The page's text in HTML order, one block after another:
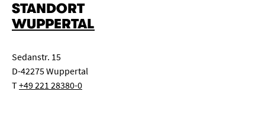
STANDORT
WUPPERTAL
Sedanstr. 15
D-42275 Wuppertal
T+49 221 28380-0